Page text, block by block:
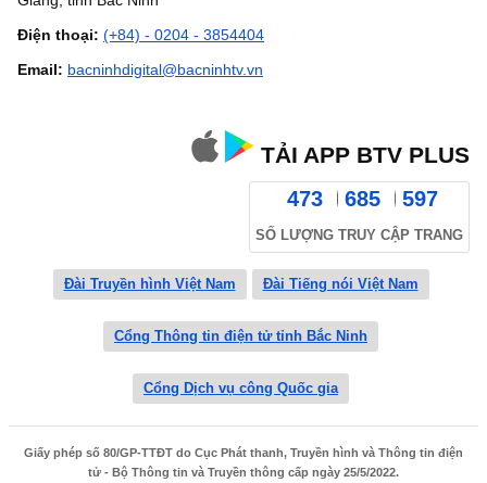
Điện thoại: (+84) - 0204 - 3854404
Email: bacninhdigital@bacninhtv.vn
TẢI APP BTV PLUS
473 685 597
SỐ LƯỢNG TRUY CẬP TRANG
Đài Truyền hình Việt Nam Đài Tiếng nói Việt Nam
Cổng Thông tin điện tử tỉnh Bắc Ninh
Cổng Dịch vụ công Quốc gia
Giấy phép số 80/GP-TTĐT do Cục Phát thanh, Truyền hình và Thông tin điện
tử - Bộ Thông tin và Truyền thông cấp ngày 25/5/2022.